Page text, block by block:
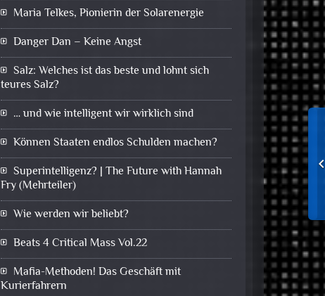
Maria Telkes, Pionierin der Solarenergie
Danger Dan – Keine Angst
Salz: Welches ist das beste und lohnt sich
teures Salz?
… und wie intelligent wir wirklich sind
Können Staaten endlos Schulden machen?
Superintelligenz? | The Future with Hannah
Fry (Mehrteiler)
Wie werden wir beliebt?
Beats 4 Critical Mass Vol.22
Mafia-Methoden! Das Geschäft mit
Kurierfahrern